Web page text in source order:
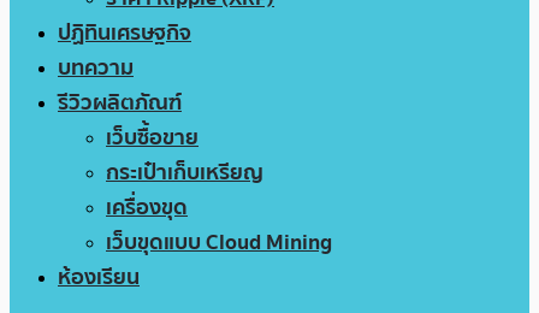
ปฏิทินเศรษฐกิจ
บทความ
รีวิวผลิตภัณฑ์
เว็บซื้อขาย
กระเป๋าเก็บเหรียญ
เครื่องขุด
เว็บขุดแบบ Cloud Mining
ห้องเรียน